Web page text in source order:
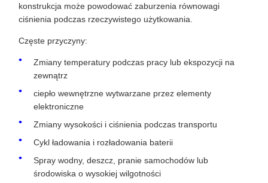
konstrukcja może powodować zaburzenia równowagi
ciśnienia podczas rzeczywistego użytkowania.
Częste przyczyny:
Zmiany temperatury podczas pracy lub ekspozycji na
zewnątrz
ciepło wewnętrzne wytwarzane przez elementy
elektroniczne
Zmiany wysokości i ciśnienia podczas transportu
Cykl ładowania i rozładowania baterii
Spray wodny, deszcz, pranie samochodów lub
środowiska o wysokiej wilgotności